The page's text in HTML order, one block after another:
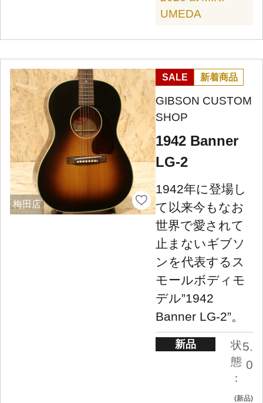
UMEDA
梅田店
SALE 新着商品
GIBSON CUSTOM
SHOP
1942 Banner
LG-2
1942年に登場し
て以来今もなお
世界で愛されて
止まないギブソ
ンを代表するス
モールボディモ
デル”1942
Banner LG-2”。
新品
状
態
：
5.
0
新品